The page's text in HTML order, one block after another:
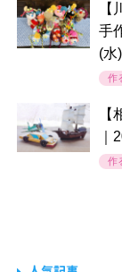
手
(水)
作
作